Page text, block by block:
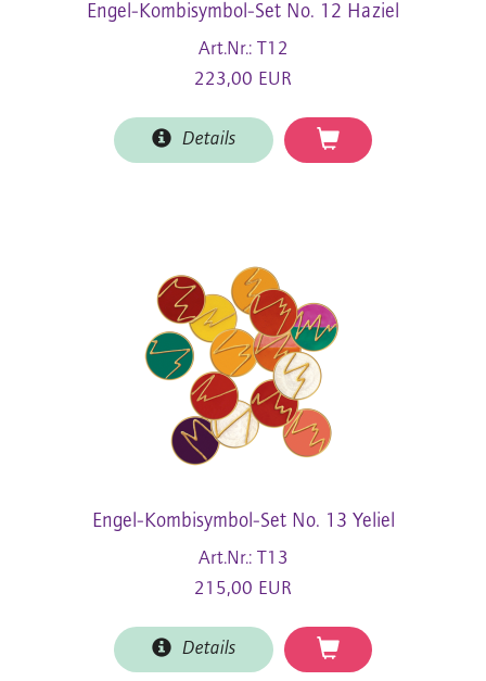
Engel-Kombisymbol-Set No. 12 Haziel
Art.Nr.: T12
223,00 EUR
Details
Engel-Kombisymbol-Set No. 13 Yeliel
Art.Nr.: T13
215,00 EUR
Details